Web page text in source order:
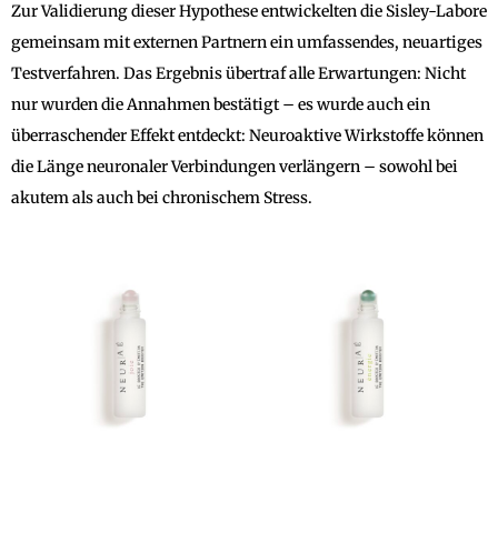
Zur Validierung dieser Hypothese entwickelten die Sisley-Labore
gemeinsam mit externen Partnern ein umfassendes, neuartiges
Testverfahren. Das Ergebnis übertraf alle Erwartungen: Nicht
nur wurden die Annahmen bestätigt – es wurde auch ein
überraschender Effekt entdeckt: Neuroaktive Wirkstoffe können
die Länge neuronaler Verbindungen verlängern – sowohl bei
akutem als auch bei chronischem Stress.